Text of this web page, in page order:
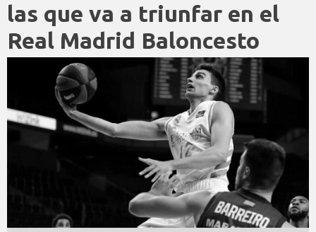
las que va a triunfar en el
Real Madrid Baloncesto